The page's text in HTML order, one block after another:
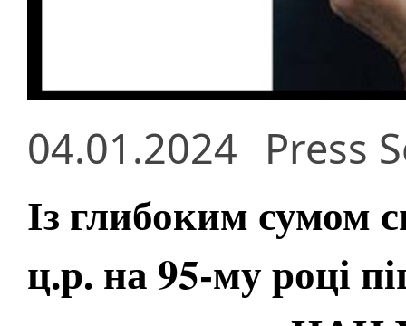
04.01.2024 Press
Із глибоким сумом
ц.р. на 95-му році